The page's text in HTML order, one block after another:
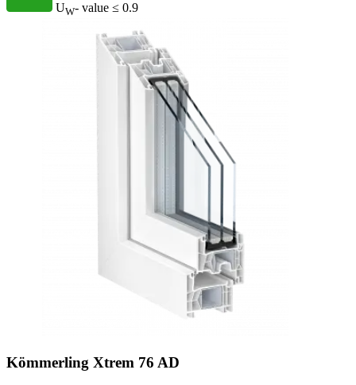
UW- value ≤ 0.9
Kömmerling Xtrem 76 AD